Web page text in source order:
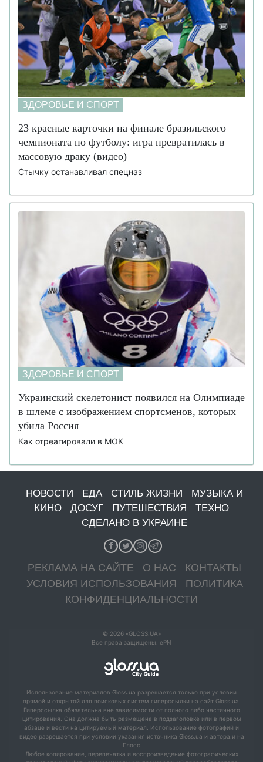
ЗДОРОВЬЕ И СПОРТ
23 красные карточки на финале бразильского
чемпионата по футболу: игра превратилась в
массовую драку (видео)
Стычку останавливал спецназ
ЗДОРОВЬЕ И СПОРТ
Украинский скелетонист появился на Олимпиаде
в шлеме с изображением спортсменов, которых
убила Россия
Как отреагировали в МОК
НОВОСТИ ЕДА СТИЛЬ ЖИЗНИ
МУЗЫКА И
КИНО
ДОСУГ ПУТЕШЕСТВИЯ
ТЕХНО
СДЕЛАНО В УКРАИНЕ
РЕКЛАМА НА САЙТЕ О НАС
КОНТАКТЫ
УСЛОВИЯ ИСПОЛЬЗОВАНИЯ
ПОЛИТИКА
КОНФИДЕНЦИАЛЬНОСТИ
© 2026 «GLOSS.UA»
Все права защищены. ePN
Использование материалов Gloss.ua разрешается только при условии
прямой и открытой для поисковых систем гиперссылки на сайт Gloss.ua.
Гиперссылка обязательна вне зависимости от полного либо частичного
цитирования. Она должна быть размещена в подзаголовке или в первом
абзаце и вести на цитируемый материал. Использование фотографий и
видео разрешается при условии указания источника Gloss.ua и автора.и на
Глосс
Любое копирование, перепечатка и воспроизведение фотографических